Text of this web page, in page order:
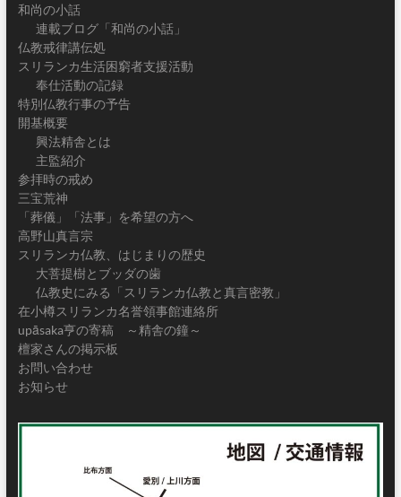
和尚の小話
連載ブログ「和尚の小話」
仏教戒律講伝処
スリランカ生活困窮者支援活動
奉仕活動の記録
特別仏教行事の予告
開基概要
興法精舎とは
主監紹介
参拝時の戒め
三宝荒神
「葬儀」「法事」を希望の方へ
高野山真言宗
スリランカ仏教、はじまりの歴史
大菩提樹とブッダの歯
仏教史にみる「スリランカ仏教と真言密教」
在小樽スリランカ名誉領事館連絡所
upāsaka亨の寄稿 ～精舎の鐘～
檀家さんの掲示板
お問い合わせ
お知らせ